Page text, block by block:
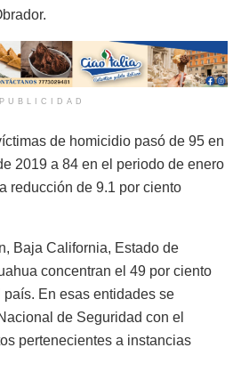
PUBLICIDAD
de homicidio pasó de 95 en
2019 a 84 en el periodo de enero
reducción de 9.1 por ciento
Baja California, Estado de
concentran el 49 por ciento
En esas entidades se
de Seguridad con el
pertenecientes a instancias